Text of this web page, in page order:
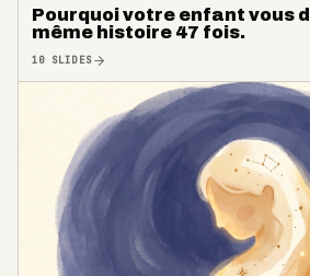
Pourquoi votre enfant vous
même histoire 47 fois.
10 SLIDES